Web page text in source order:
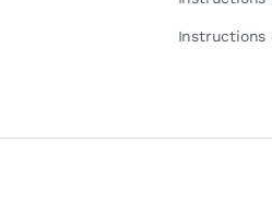
Instructions